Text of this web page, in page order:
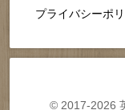
プライバシーポ
© 2017-2026